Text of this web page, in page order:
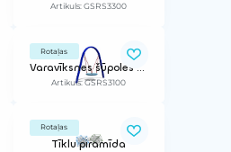
Artikuls: GSRS3300
Rotaļas
Varavīksnes šūpoles (vienvietīgas)
Artikuls: GSRS3100
Rotaļas
Tīklu piramīda